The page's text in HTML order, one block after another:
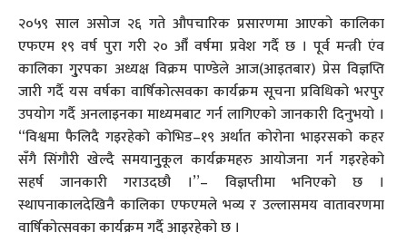
२०५९ साल असोज २६ गते औपचारिक प्रसारणमा आएको कालिका
एफएम १९ वर्ष पुरा गरी २० औँ वर्षमा प्रवेश गर्दै छ । पूर्व मन्त्री एंव
कालिका गु्रपका अध्यक्ष विक्रम पाण्डेले आज(आइतबार) प्रेस विज्ञप्ति
जारी गर्दै यस वर्षका वार्षिकोत्सवका कार्यक्रम सूचना प्रविधिको भरपुर
उपयोग गर्दै अनलाइनका माध्यमबाट गर्न लागिएको जानकारी दिनुभयो ।
“विश्वमा फैलिदै गइरहेको कोभिड–१९ अर्थात कोरोना भाइरसको कहर
सँगै सिंगौरी खेल्दै समयानुुकूल कार्यक्रमहरु आयोजना गर्न गइरहेको
सहर्ष जानकारी गराउदछौ ।”– विज्ञप्तीमा भनिएको छ ।
स्थापनाकालदेखिनै कालिका एफएमले भव्य र उल्लासमय वातावरणमा
वार्षिकोत्सवका कार्यक्रम गर्दै आइरहेको छ ।